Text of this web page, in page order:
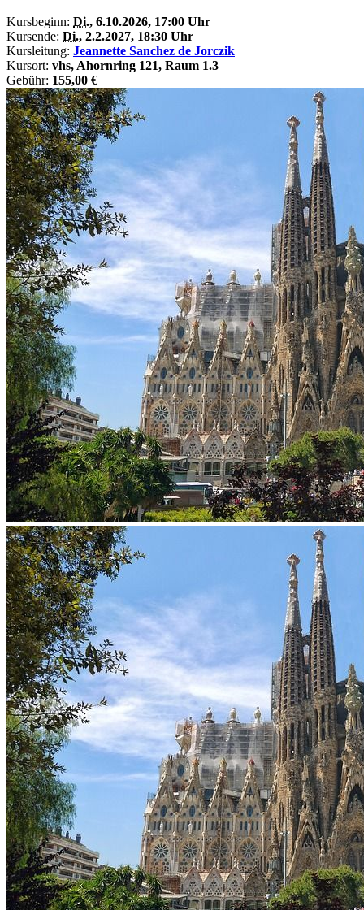
Kursbeginn: Di., 6.10.2026, 17:00 Uhr
Kursende: Di., 2.2.2027, 18:30 Uhr
Kursleitung: Jeannette Sanchez de Jorczik
Kursort: vhs, Ahornring 121, Raum 1.3
Gebühr: 155,00 €